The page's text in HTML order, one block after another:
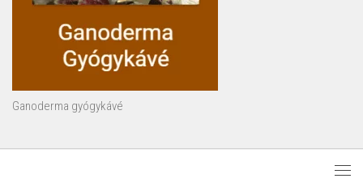
Ganoderma gyógykávé